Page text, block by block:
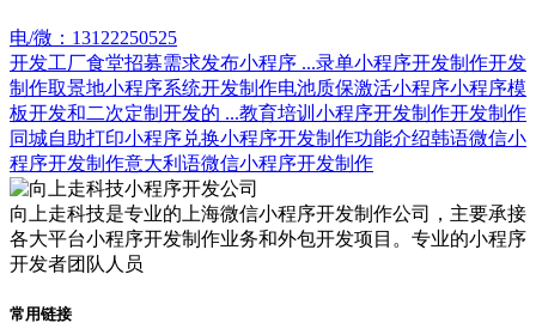
电/微：13122250525
开发工厂食堂招募需求发布小程序 ...录单小程序开发制作开发
制作取景地小程序系统开发制作电池质保激活小程序小程序模
板开发和二次定制开发的 ...教育培训小程序开发制作开发制作
同城自助打印小程序兑换小程序开发制作功能介绍韩语微信小
程序开发制作意大利语微信小程序开发制作
向上走科技是专业的上海微信小程序开发制作公司，主要承接
各大平台小程序开发制作业务和外包开发项目。专业的小程序
开发者团队人员
常用链接